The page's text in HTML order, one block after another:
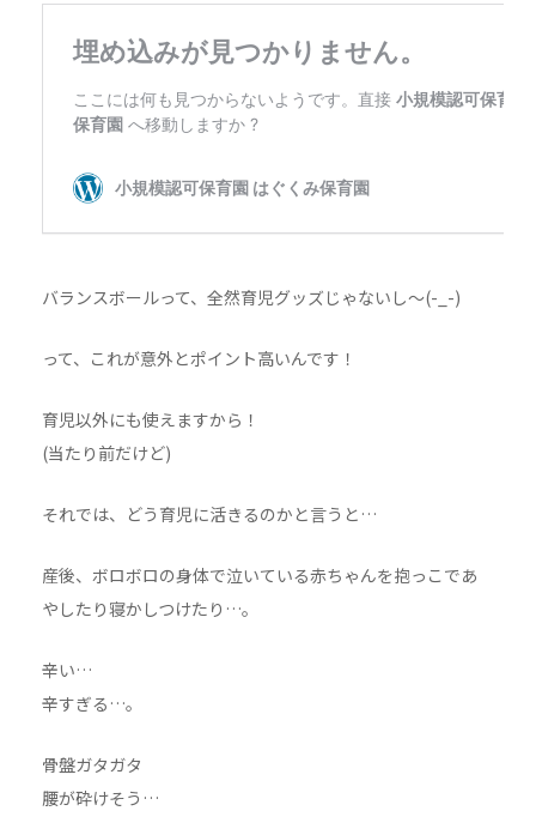
バランスボールって、全然育児グッズじゃないし～(-_-)
って、これが意外とポイント高いんです！
育児以外にも使えますから！
(当たり前だけど)
それでは、どう育児に活きるのかと言うと…
産後、ボロボロの身体で泣いている赤ちゃんを抱っこであ
やしたり寝かしつけたり…。
辛い…
辛すぎる…。
骨盤ガタガタ
腰が砕けそう…